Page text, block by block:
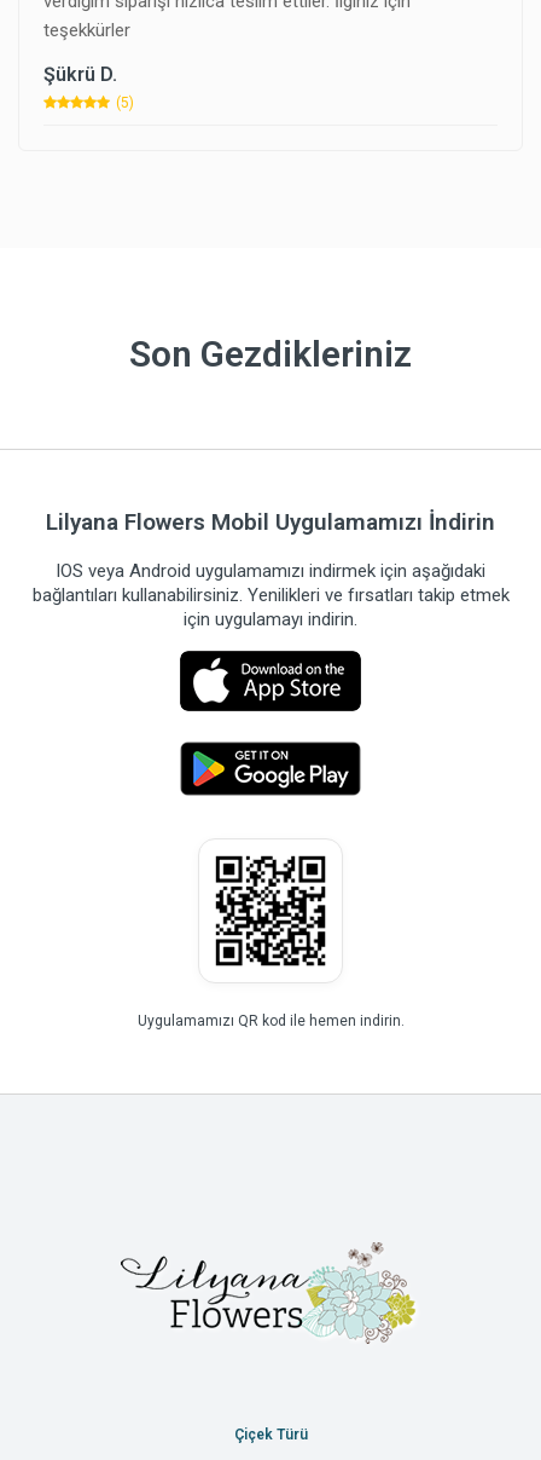
teşekkürler
Şükrü D.
(5)
Son Gezdikleriniz
Lilyana Flowers Mobil Uygulamamızı İndirin
IOS veya Android uygulamamızı indirmek için aşağıdaki
bağlantıları kullanabilirsiniz. Yenilikleri ve fırsatları takip etmek
için uygulamayı indirin.
Uygulamamızı QR kod ile hemen indirin.
Çiçek Türü